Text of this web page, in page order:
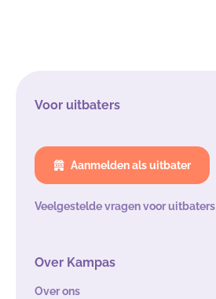
Voor uitbaters
Aanmelden als uitbater
Veelgestelde vragen voor uitbaters
Over Kampas
Over ons